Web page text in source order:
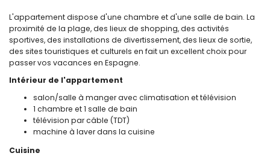
L'appartement dispose d'une chambre et d'une salle de bain. La
proximité de la plage, des lieux de shopping, des activités
sportives, des installations de divertissement, des lieux de sortie,
des sites touristiques et culturels en fait un excellent choix pour
passer vos vacances en Espagne.
Intérieur de l'appartement
salon/salle à manger avec climatisation et télévision
1 chambre et 1 salle de bain
télévision par câble (TDT)
machine à laver dans la cuisine
Cuisine